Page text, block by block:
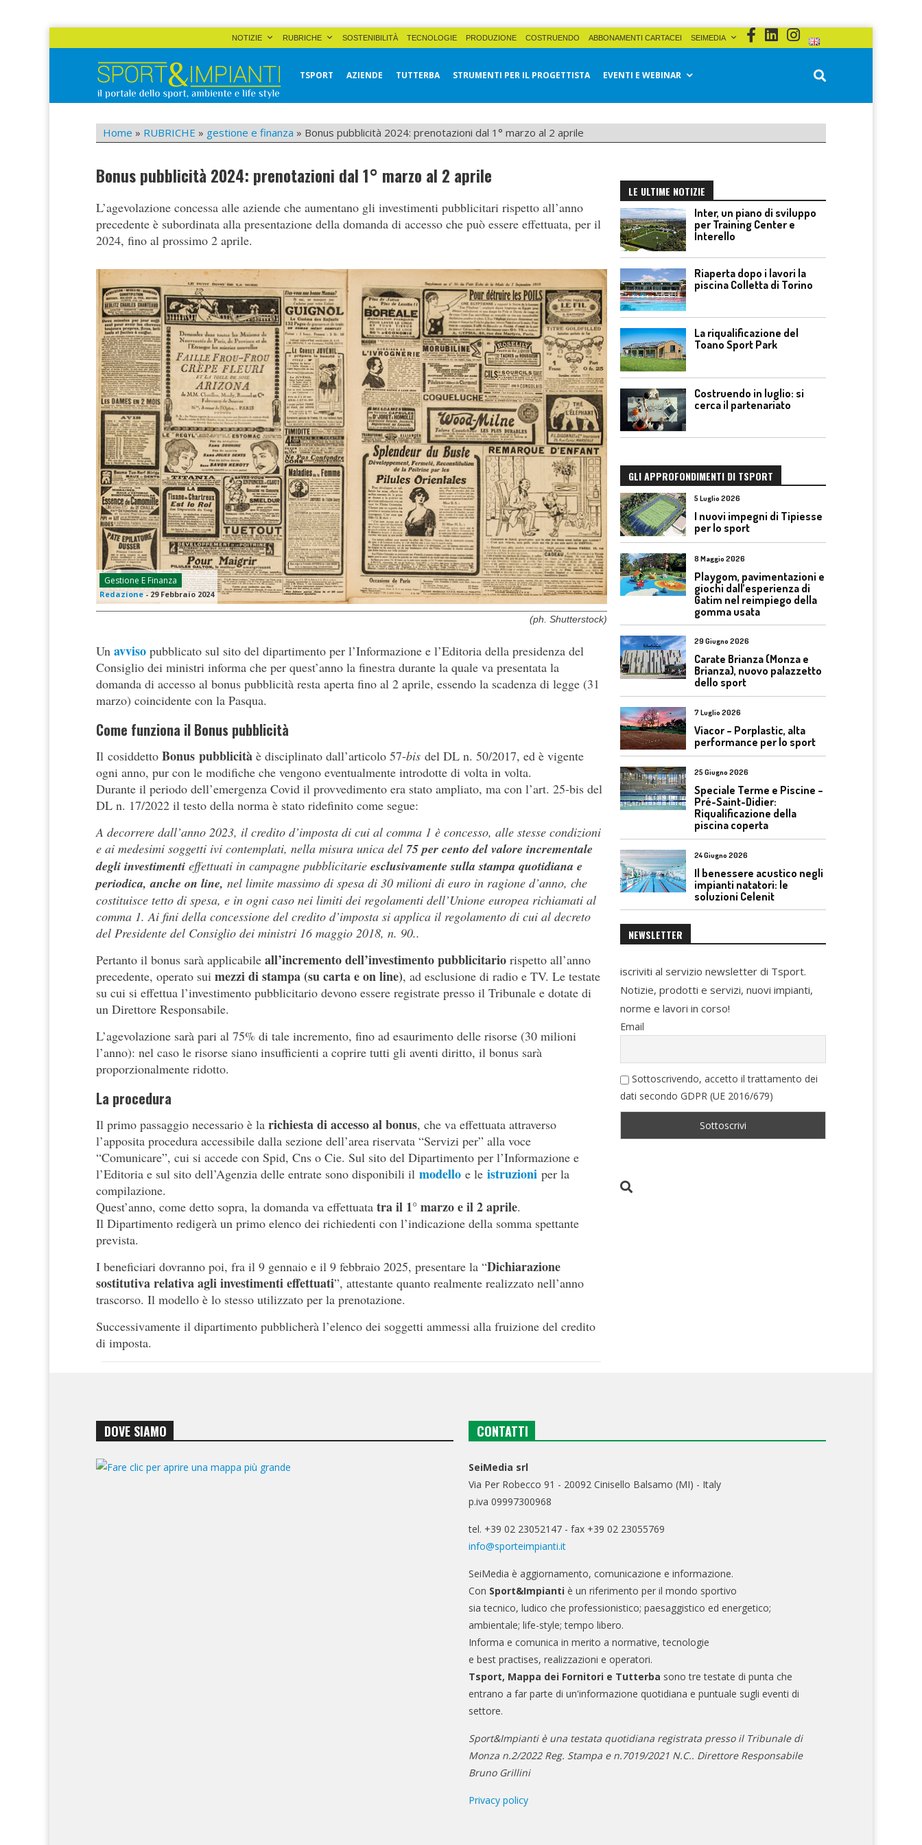
NOTIZIE RUBRICHE SOSTENIBILITÀ TECNOLOGIE PRODUZIONE COSTRUENDO ABBONAMENTI CARTACEI SEIMEDIA
Sport&Impianti
TSPORT AZIENDE TUTTERBA STRUMENTI PER IL PROGETTISTA EVENTI E WEBINAR
Home » RUBRICHE » gestione e finanza » Bonus pubblicità 2024: prenotazioni dal 1° marzo al 2 aprile
Bonus pubblicità 2024: prenotazioni dal 1° marzo al 2 aprile
L’agevolazione concessa alle aziende che aumentano gli investimenti pubblicitari rispetto all’anno
precedente è subordinata alla presentazione della domanda di accesso che può essere effettuata, per il
2024, fino al prossimo 2 aprile.
Gestione E Finanza
Redazione-29 Febbraio 2024
(ph. Shutterstock)
Un avviso pubblicato sul sito del dipartimento per l’Informazione e l’Editoria della presidenza del
Consiglio dei ministri informa che per quest’anno la finestra durante la quale va presentata la
domanda di accesso al bonus pubblicità resta aperta fino al 2 aprile, essendo la scadenza di legge (31
marzo) coincidente con la Pasqua.
Come funziona il Bonus pubblicità
Il cosiddetto Bonus pubblicità è disciplinato dall’articolo 57-bis del DL n. 50/2017, ed è vigente
ogni anno, pur con le modifiche che vengono eventualmente introdotte di volta in volta.
Durante il periodo dell’emergenza Covid il provvedimento era stato ampliato, ma con l’art. 25-bis del
DL n. 17/2022 il testo della norma è stato ridefinito come segue:
A decorrere dall’anno 2023, il credito d’imposta di cui al comma 1 è concesso, alle stesse condizioni
e ai medesimi soggetti ivi contemplati, nella misura unica del 75 per cento del valore incrementale
degli investimenti effettuati in campagne pubblicitarie esclusivamente sulla stampa quotidiana e
periodica, anche on line, nel limite massimo di spesa di 30 milioni di euro in ragione d’anno, che
costituisce tetto di spesa, e in ogni caso nei limiti dei regolamenti dell’Unione europea richiamati al
comma 1. Ai fini della concessione del credito d’imposta si applica il regolamento di cui al decreto
del Presidente del Consiglio dei ministri 16 maggio 2018, n. 90..
Pertanto il bonus sarà applicabile all’incremento dell’investimento pubblicitario rispetto all’anno
precedente, operato sui mezzi di stampa (su carta e on line), ad esclusione di radio e TV. Le testate
su cui si effettua l’investimento pubblicitario devono essere registrate presso il Tribunale e dotate di
un Direttore Responsabile.
L’agevolazione sarà pari al 75% di tale incremento, fino ad esaurimento delle risorse (30 milioni
l’anno): nel caso le risorse siano insufficienti a coprire tutti gli aventi diritto, il bonus sarà
proporzionalmente ridotto.
La procedura
Il primo passaggio necessario è la richiesta di accesso al bonus, che va effettuata attraverso
l’apposita procedura accessibile dalla sezione dell’area riservata “Servizi per” alla voce
“Comunicare”, cui si accede con Spid, Cns o Cie. Sul sito del Dipartimento per l’Informazione e
l’Editoria e sul sito dell’Agenzia delle entrate sono disponibili il modello e le istruzioni per la
compilazione.
Quest’anno, come detto sopra, la domanda va effettuata tra il 1° marzo e il 2 aprile.
Il Dipartimento redigerà un primo elenco dei richiedenti con l’indicazione della somma spettante
prevista.
I beneficiari dovranno poi, fra il 9 gennaio e il 9 febbraio 2025, presentare la “Dichiarazione
sostitutiva relativa agli investimenti effettuati”, attestante quanto realmente realizzato nell’anno
trascorso. Il modello è lo stesso utilizzato per la prenotazione.
Successivamente il dipartimento pubblicherà l’elenco dei soggetti ammessi alla fruizione del credito
di imposta.
LE ULTIME NOTIZIE
Inter, un piano di sviluppo
per Training Center e
Interello
Riaperta dopo i lavori la
piscina Colletta di Torino
La riqualificazione del
Toano Sport Park
Costruendo in luglio: si
cerca il partenariato
GLI APPROFONDIMENTI DI TSPORT
5 Luglio 2026
I nuovi impegni di Tipiesse
per lo sport
8 Maggio 2026
Playgom, pavimentazioni e
giochi dall’esperienza di
Gatim nel reimpiego della
gomma usata
29 Giugno 2026
Carate Brianza (Monza e
Brianza), nuovo palazzetto
dello sport
7 Luglio 2026
Viacor – Porplastic, alta
performance per lo sport
25 Giugno 2026
Speciale Terme e Piscine –
Pré-Saint-Didier:
Riqualificazione della
piscina coperta
24 Giugno 2026
Il benessere acustico negli
impianti natatori: le
soluzioni Celenit
NEWSLETTER
iscriviti al servizio newsletter di Tsport.
Notizie, prodotti e servizi, nuovi impianti,
norme e lavori in corso!
Email
Sottoscrivendo, accetto il trattamento dei
dati secondo GDPR (UE 2016/679)
DOVE SIAMO CONTATTI
SeiMedia srl
Via Per Robecco 91 - 20092 Cinisello Balsamo (MI) - Italy
p.iva 09997300968
tel. +39 02 23052147 - fax +39 02 23055769
info@sporteimpianti.it
SeiMedia è aggiornamento, comunicazione e informazione.
Con Sport&Impianti è un riferimento per il mondo sportivo
sia tecnico, ludico che professionistico; paesaggistico ed energetico;
ambientale; life-style; tempo libero.
Informa e comunica in merito a normative, tecnologie
e best practises, realizzazioni e operatori.
Tsport, Mappa dei Fornitori e Tutterba sono tre testate di punta che
entrano a far parte di un'informazione quotidiana e puntuale sugli eventi di
settore.
Sport&Impianti è una testata quotidiana registrata presso il Tribunale di
Monza n.2/2022 Reg. Stampa e n.7019/2021 N.C.. Direttore Responsabile
Bruno Grillini
Privacy policy